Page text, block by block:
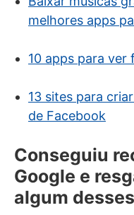
melhores apps
10 apps para ver
13 sites para
de Facebook
Conseguiu
Google e
algum